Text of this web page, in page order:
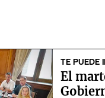
TE PUEDE
El